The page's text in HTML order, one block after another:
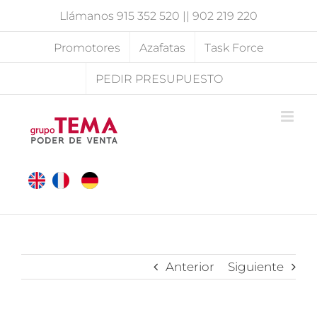
Llámanos 915 352 520 || 902 219 220
Promotores Azafatas Task Force
PEDIR PRESUPUESTO
Anterior Siguiente